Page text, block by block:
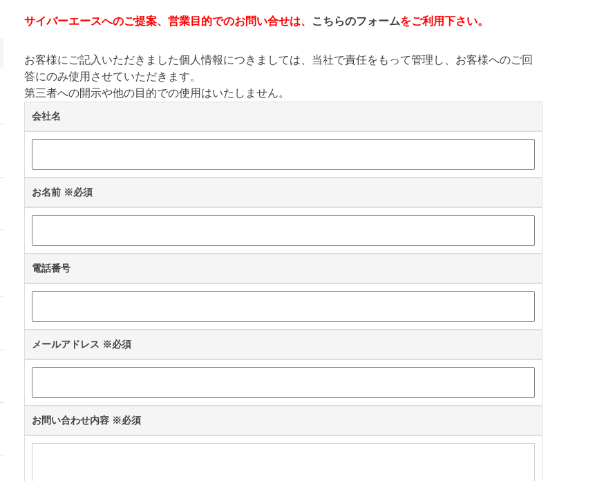
サイバーエースへのご提案、営業目的でのお問い合せは、 こちらのフォームをご利用下さい。
お客様にご記入いただきました個人情報につきましては、当社で責任をもって管理し、お客様へのご回
答にのみ使用させていただきます。
第三者への開示や他の目的での使用はいたしません。
会社名
お名前 ※必須
電話番号
メールアドレス ※必須
お問い合わせ内容 ※必須